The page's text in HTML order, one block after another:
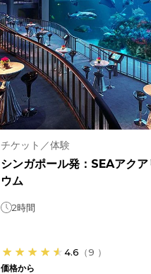
チケット／体験
シンガポール発：SEAアクア
ウム
2時間
4.6 （9 ）
価格から